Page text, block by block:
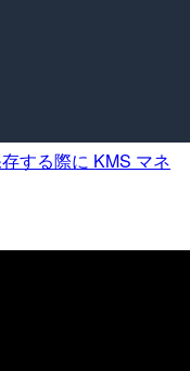
する際に KMS マネ